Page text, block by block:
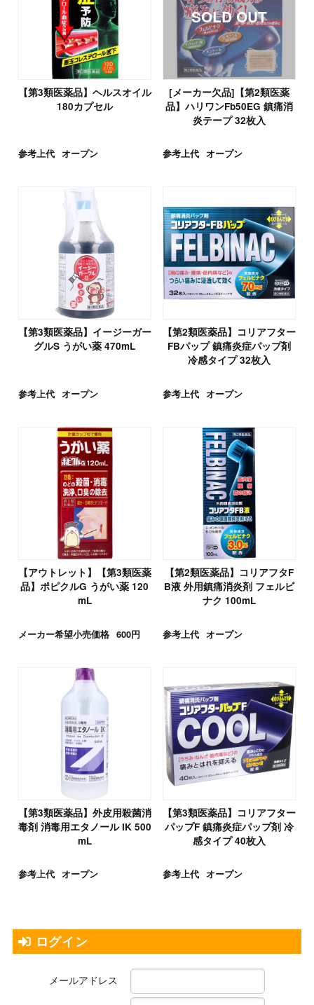
【第3類医薬品】ヘルスオイル
180カプセル
参考上代 オープン
[メーカー欠品]【第2類医薬
品】ハリワンFb50EG 鎮痛消
炎テープ 32枚入
参考上代 オープン
【第3類医薬品】イージーガー
グルS うがい薬 470mL
参考上代 オープン
【第2類医薬品】コリアフター
FBパップ 鎮痛炎症パップ剤
冷感タイプ 32枚入
参考上代 オープン
【アウトレット】【第3類医薬
品】ポピクルG うがい薬 120
mL
メーカー希望小売価格 600円
【第2類医薬品】コリアフタF
B液 外用鎮痛消炎剤 フェルビ
ナク 100mL
参考上代 オープン
【第3類医薬品】外皮用殺菌消
毒剤 消毒用エタノール IK 500
mL
参考上代 オープン
【第3類医薬品】コリアフター
パップF 鎮痛炎症パップ剤 冷
感タイプ 40枚入
参考上代 オープン
ログイン
メールアドレス